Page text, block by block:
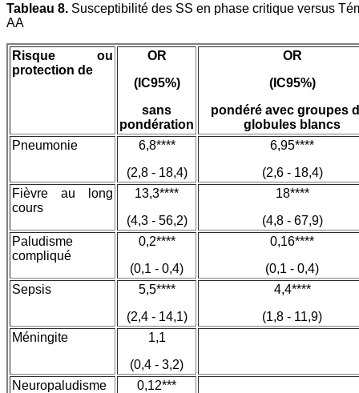
Tableau 8. Susceptibilité des SS en phase critique versus
AA
Risque ou
protection de
OR
(IC95%)
sans
pondération
OR
(IC95%)
pondéré avec groupes
globules blancs
Pneumonie
6,8****
(2,8 - 18,4)
6,95****
(2,6 - 18,4)
Fièvre au long
cours
13,3****
(4,3 - 56,2)
18****
(4,8 - 67,9)
Paludisme
compliqué
0,2****
(0,1 - 0,4)
0,16****
(0,1 - 0,4)
Sepsis
5,5****
(2,4 - 14,1)
4,4****
(1,8 - 11,9)
Méningite
1,1
(0,4 - 3,2)
Neuropaludisme
0,12***